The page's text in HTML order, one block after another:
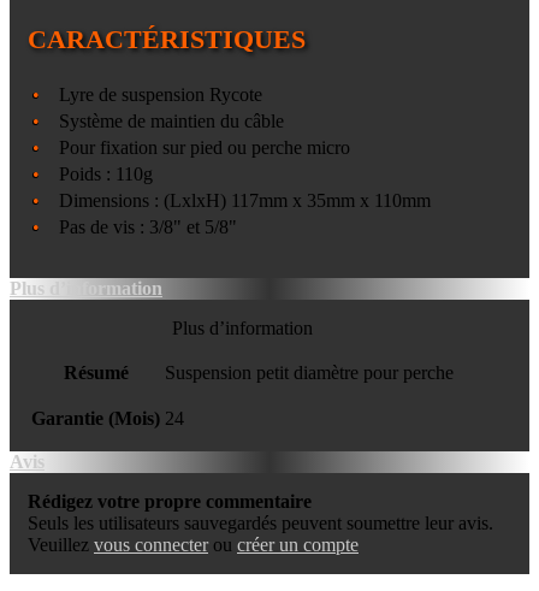
CARACTÉRISTIQUES
Lyre de suspension Rycote
Système de maintien du câble
Pour fixation sur pied ou perche micro
Poids : 110g
Dimensions : (LxlxH) 117mm x 35mm x 110mm
Pas de vis : 3/8" et 5/8"
Plus d’information
Plus d’information
Résumé Suspension petit diamètre pour perche
Garantie (Mois) 24
Avis
Rédigez votre propre commentaire
Seuls les utilisateurs sauvegardés peuvent soumettre leur avis.
Veuillez vous connecterou créer un compte